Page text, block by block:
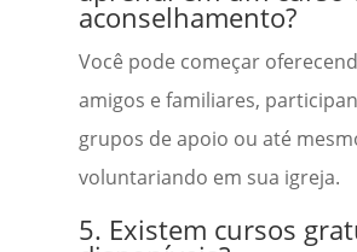
aconselhamento?
Você pode começar
amigos e familiares,
grupos de apoio ou até
voluntariando em sua igreja.
5. Existem cursos